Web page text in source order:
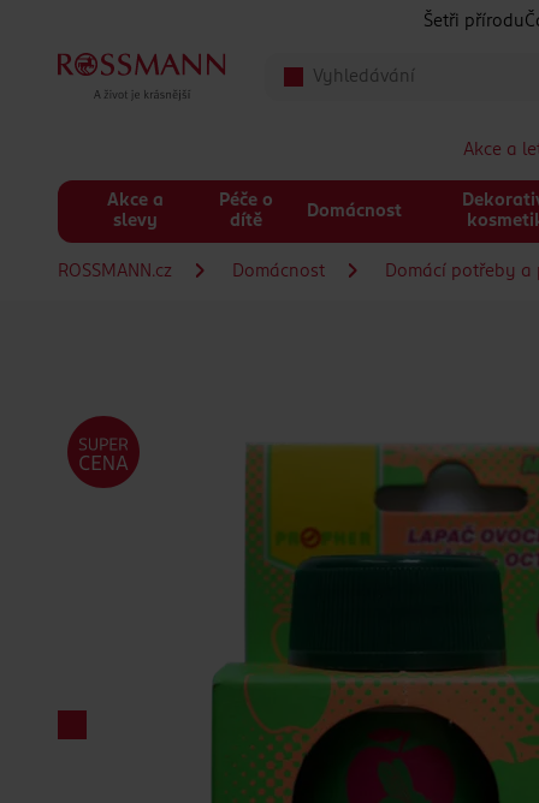
Šetři přírodu
Akce a
Akce a
slevy
Péče o
dítě
Domácnost
ROSSMANN.cz Domácnost Domácí potřeby a